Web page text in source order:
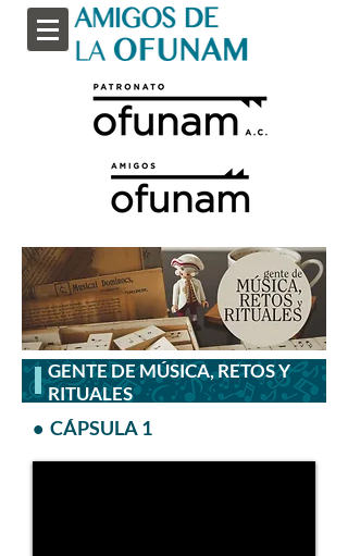
GENTE DE MÚSICA, RETOS Y
RITUALES
• CÁPSULA 1